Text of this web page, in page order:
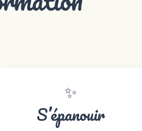
✨
S’épanouir